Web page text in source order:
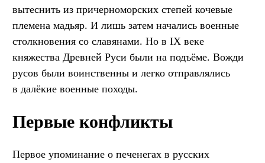
вытеснить из причерноморских степей кочевые
племена мадьяр. И лишь затем начались военные
столкновения со славянами. Но в IX веке
княжества Древней Руси были на подъёме. Вожди
русов были воинственны и легко отправлялись
в далёкие военные походы.
Первые конфликты
Первое упоминание о печенегах в русских